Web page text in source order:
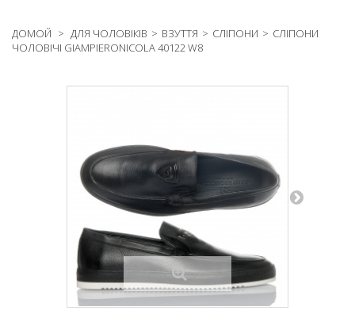
ДОМОЙ > ДЛЯ ЧОЛОВІКІВ > ВЗУТТЯ > СЛІПОНИ > СЛІПОНИ
ЧОЛОВІЧІ GIAMPIERONICOLA 40122 W8